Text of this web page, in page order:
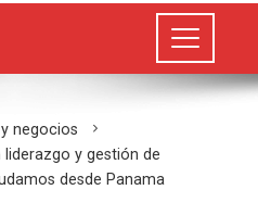
negocios
y gestión de
desde Panama